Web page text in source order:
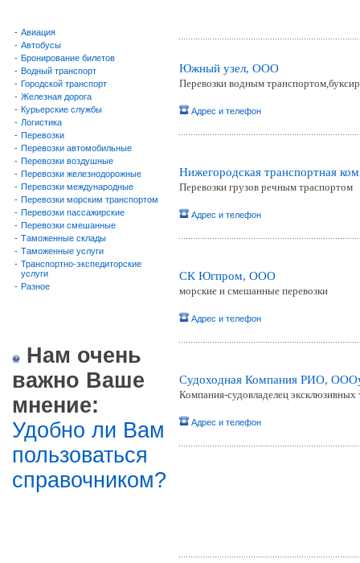
- Авиация
- Автобусы
- Бронирование билетов
- Водный транспорт
- Городской транспорт
- Железная дорога
- Курьерские службы
- Логистика
- Перевозки
- Перевозки автомобильные
- Перевозки воздушные
- Перевозки железнодорожные
- Перевозки международные
- Перевозки морским транспортом
- Перевозки пассажирские
- Перевозки смешанные
- Таможенные склады
- Таможенные услуги
- Транспортно-экспедиторские
услуги
- Разное
Нам очень
важно Ваше
мнение:
Удобно ли Вам
пользоваться
справочником?
Южный узел, ООО
Перевозки водным
Адрес и телефон
Нижегородская транспортная
Перевозки грузов речным траспортом
Адрес и телефон
СК Югпром, ООО
морские и смешанные перевозки
Адрес и телефон
Судоходная Компания РИО,
Компания-судовладелец
Адрес и телефон